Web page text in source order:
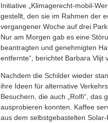
Initiative „Klimagerecht-mobil-
gestellt, den sie im Rahmen der
vergangener Woche auf drei
Nur am Morgen gab es eine
beantragten und genehmigten
entfernte“, berichtet Barbara Vlijt
Nachdem die Schilder wieder
ihre Ideen für alternative
Besuchern, die auch „Rolfi“,
ausprobieren konnten. Kaffee
aus dem selbstgebastelten